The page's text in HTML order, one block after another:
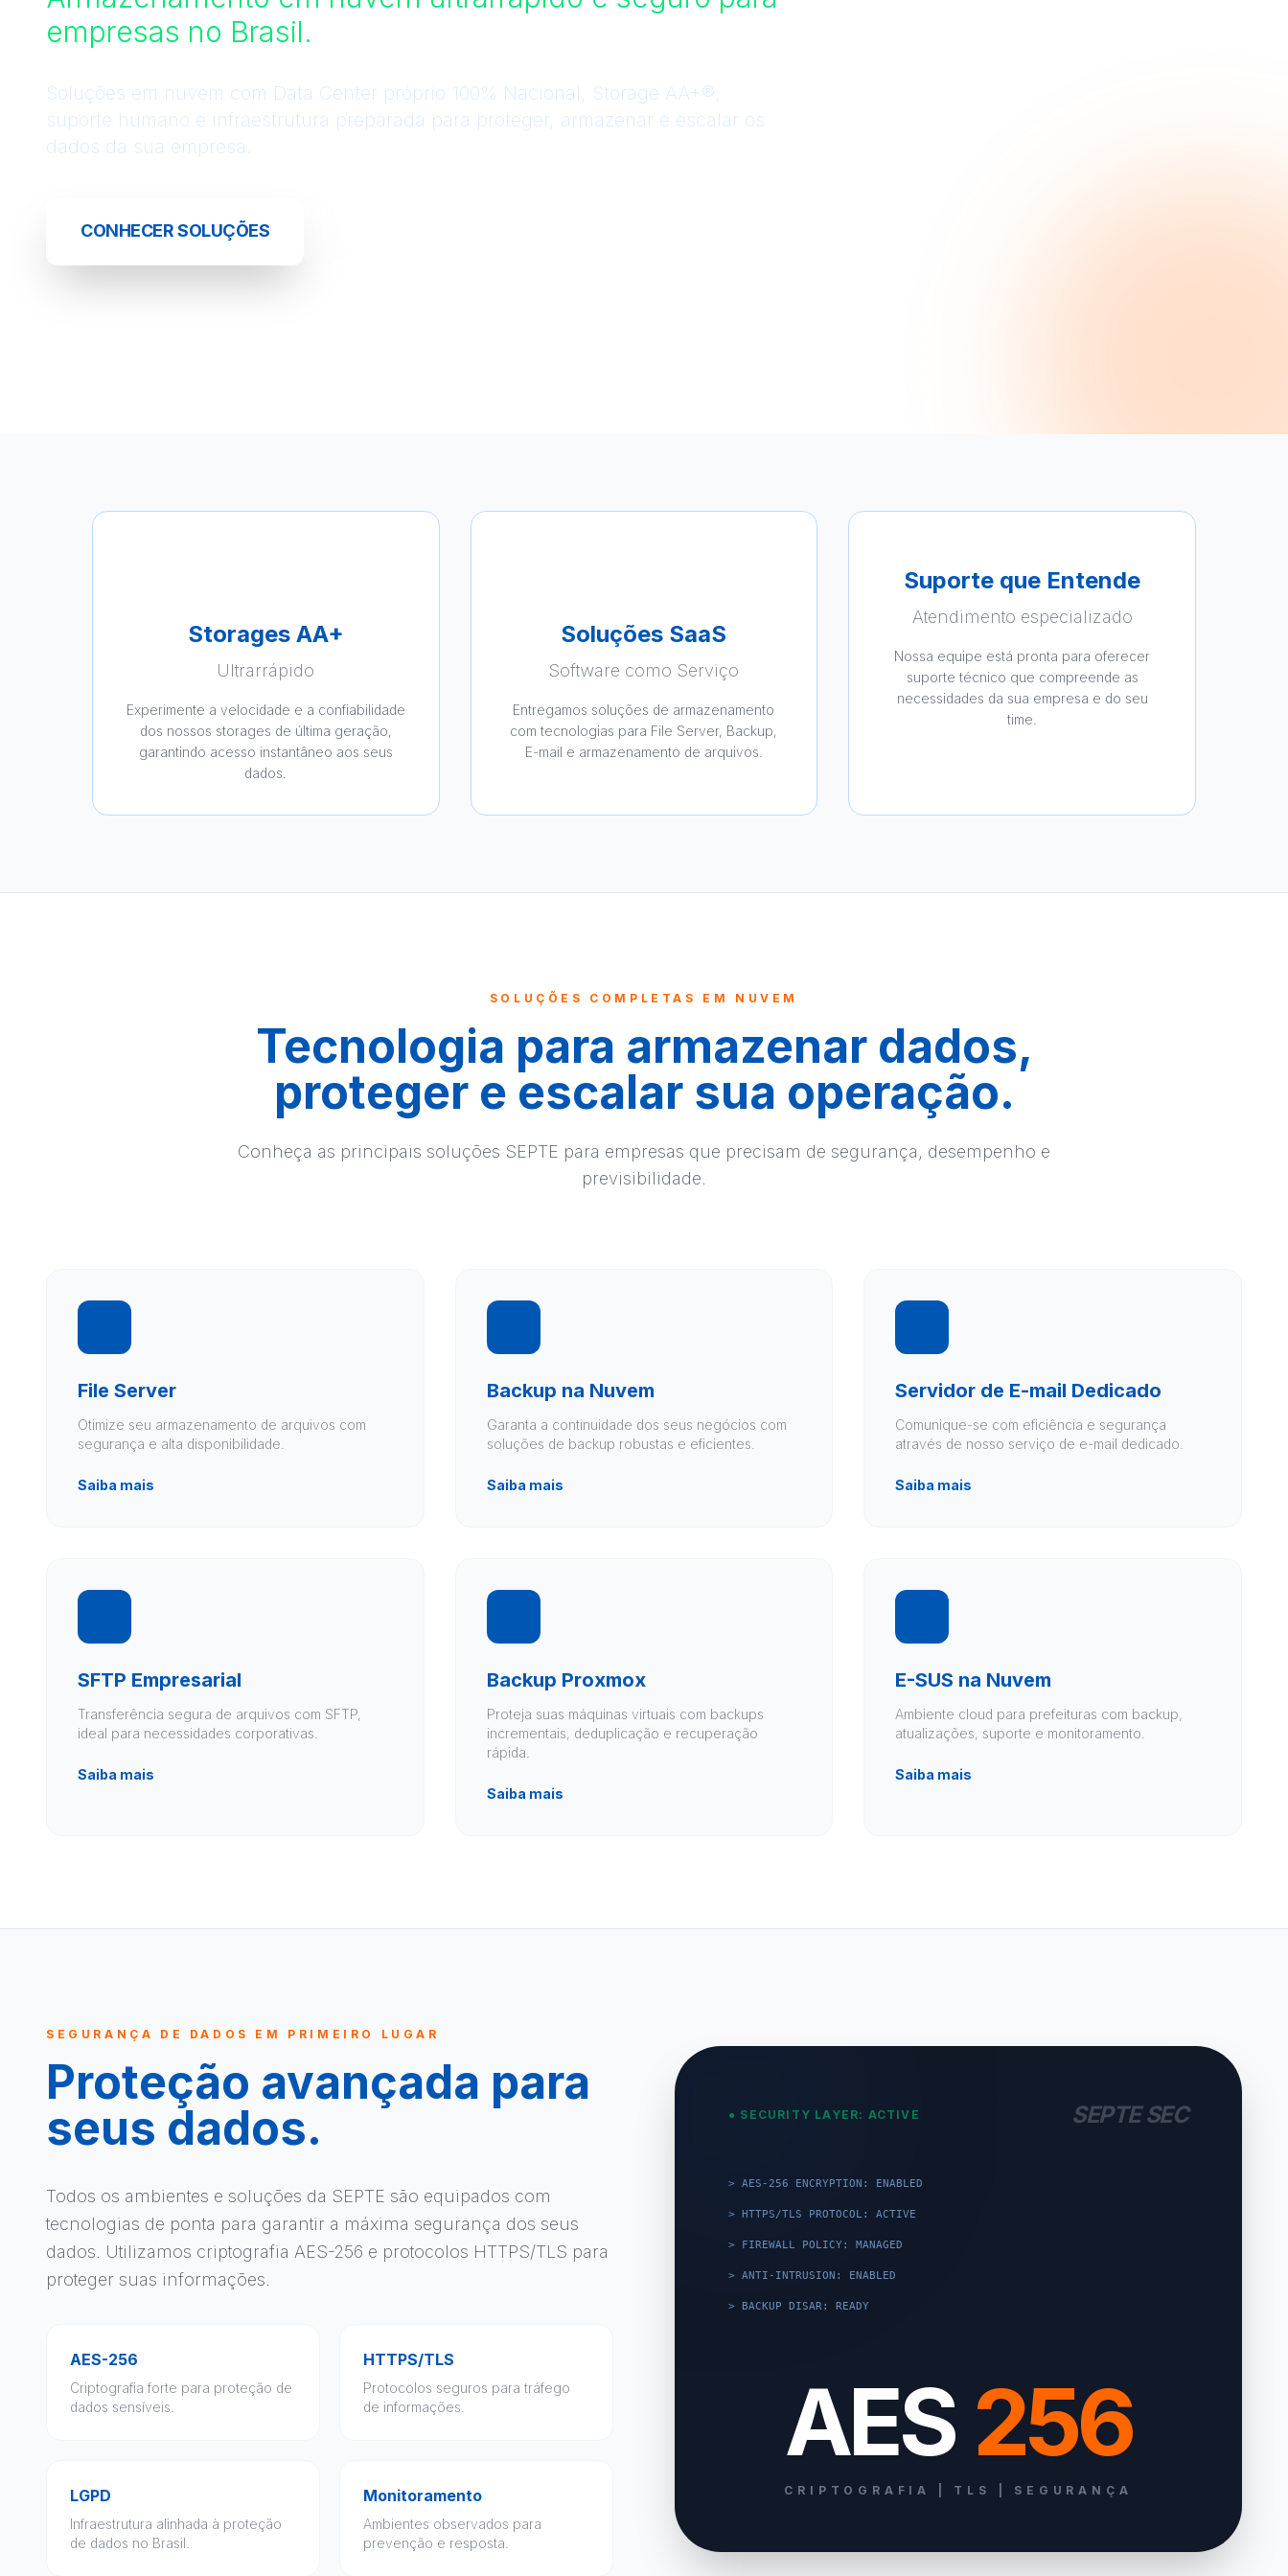
empresas no Brasil.
Soluções em nuvem com Data Center próprio 100% Nacional, Storage AA+®,
suporte humano e infraestrutura preparada para proteger, armazenar e escalar os
dados da sua empresa.
CONHECER SOLUÇÕES
Storages AA+
Ultrarrápido
Experimente a velocidade e a confiabilidade
dos nossos storages de última geração,
garantindo acesso instantâneo aos seus
dados.
Soluções SaaS
Software como Serviço
Entregamos soluções de armazenamento
com tecnologias para File Server, Backup,
E-mail e armazenamento de arquivos.
Suporte que Entende
Atendimento especializado
Nossa equipe está pronta para oferecer
suporte técnico que compreende as
necessidades da sua empresa e do seu
time.
SOLUÇÕES COMPLETAS EM NUVEM
Tecnologia para armazenar dados,
proteger e escalar sua operação.
Conheça as principais soluções SEPTE para empresas que precisam de segurança, desempenho e
previsibilidade.
File Server
Otimize seu armazenamento de arquivos com
segurança e alta disponibilidade.
Saiba mais
Backup na Nuvem
Garanta a continuidade dos seus negócios com
soluções de backup robustas e eficientes.
Saiba mais
Servidor de E-mail Dedicado
Comunique-se com eficiência e segurança
através de nosso serviço de e-mail dedicado.
Saiba mais
SFTP Empresarial
Transferência segura de arquivos com SFTP,
ideal para necessidades corporativas.
Saiba mais
Backup Proxmox
Proteja suas máquinas virtuais com backups
incrementais, deduplicação e recuperação
rápida.
Saiba mais
E-SUS na Nuvem
Ambiente cloud para prefeituras com backup,
atualizações, suporte e monitoramento.
Saiba mais
SEGURANÇA DE DADOS EM PRIMEIRO LUGAR
Proteção avançada para
seus dados.
Todos os ambientes e soluções da SEPTE são equipados com
tecnologias de ponta para garantir a máxima segurança dos seus
dados. Utilizamos criptografia AES-256 e protocolos HTTPS/TLS para
proteger suas informações.
AES-256
Criptografia forte para proteção de
dados sensíveis.
HTTPS/TLS
Protocolos seguros para tráfego
de informações.
LGPD
Infraestrutura alinhada à proteção
de dados no Brasil.
Monitoramento
Ambientes observados para
prevenção e resposta.
● SECURITY LAYER: ACTIVE SEPTE SEC
> AES-256 ENCRYPTION: ENABLED
> HTTPS/TLS PROTOCOL: ACTIVE
> FIREWALL POLICY: MANAGED
> ANTI-INTRUSION: ENABLED
> BACKUP DISAR: READY
AES256
CRIPTOGRAFIA | TLS | SEGURANÇA